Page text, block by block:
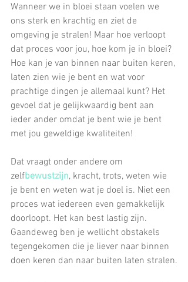
Wanneer we in bloei staan voelen we
ons sterk en krachtig en ziet de
omgeving je stralen! Maar hoe verloopt
dat proces voor jou, hoe kom je in bloei?
Hoe kan je van binnen naar buiten keren,
laten zien wie je bent en wat voor
prachtige dingen je allemaal kunt? Het
gevoel dat je gelijkwaardig bent aan
ieder ander omdat je bent wie je bent
met jou geweldige kwaliteiten!
Dat vraagt onder andere om
zelfbewustzijn, kracht, trots, weten wie
je bent en weten wat je doel is. Niet een
proces wat iedereen even gemakkelijk
doorloopt. Het kan best lastig zijn.
Gaandeweg ben je wellicht obstakels
tegengekomen die je liever naar binnen
doen keren dan naar buiten laten stralen.